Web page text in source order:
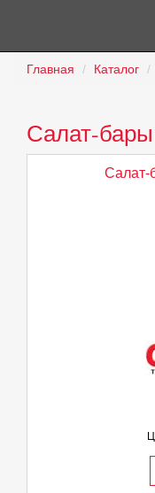
Главная Каталог
Салат-бары
Салат-